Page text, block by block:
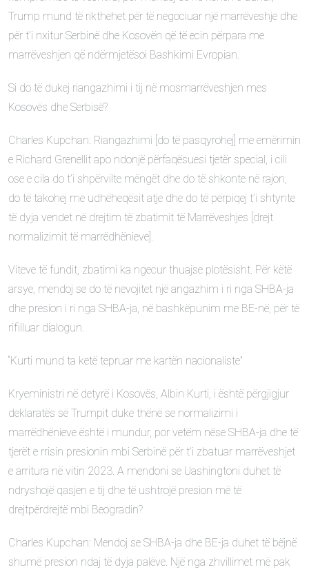
Trump mund të rikthehet për të negociuar një marrëveshje dhe
për t’i nxitur Serbinë dhe Kosovën që të ecin përpara me
marrëveshjen që ndërmjetësoi Bashkimi Evropian.
Si do të dukej riangazhimi i tij në mosmarrëveshjen mes
Kosovës dhe Serbisë?
Charles Kupchan: Riangazhimi [do të pasqyrohej] me emërimin
e Richard Grenellit apo ndonjë përfaqësuesi tjetër special, i cili
ose e cila do t’i shpërvilte mëngët dhe do të shkonte në rajon,
do të takohej me udhëheqësit atje dhe do të përpiqej t’i shtynte
të dyja vendet në drejtim të zbatimit të Marrëveshjes [drejt
normalizimit të marrëdhënieve].
Viteve të fundit, zbatimi ka ngecur thuajse plotësisht. Për këtë
arsye, mendoj se do të nevojitet një angazhim i ri nga SHBA-ja
dhe presion i ri nga SHBA-ja, në bashkëpunim me BE-në, për të
rifilluar dialogun.
“Kurti mund ta ketë tepruar me kartën nacionaliste”
Kryeministri në detyrë i Kosovës, Albin Kurti, i është përgjigjur
deklaratës së Trumpit duke thënë se normalizimi i
marrëdhënieve është i mundur, por vetëm nëse SHBA-ja dhe të
tjerët e rrisin presionin mbi Serbinë për t’i zbatuar marrëveshjet
e arritura në vitin 2023. A mendoni se Uashingtoni duhet të
ndryshojë qasjen e tij dhe të ushtrojë presion më të
drejtpërdrejtë mbi Beogradin?
Charles Kupchan: Mendoj se SHBA-ja dhe BE-ja duhet të bëjnë
shumë presion ndaj të dyja palëve. Një nga zhvillimet më pak